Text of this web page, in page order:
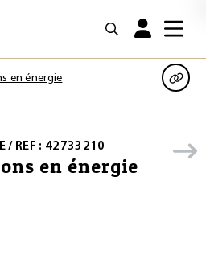
en énergie
/ REF : 42733210
en énergie